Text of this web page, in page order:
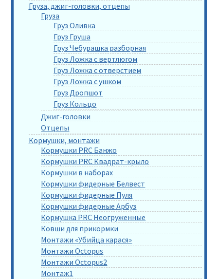
Груза, джиг-головки, отцепы
Груза
Груз Оливка
Груз Груша
Груз Чебурашка разборная
Груз Ложка с вертлюгом
Груз Ложка с отверстием
Груз Ложка с ушком
Груз Дропшот
Груз Кольцо
Джиг-головки
Отцепы
Кормушки, монтажи
Кормушки PRC Банжо
Кормушки PRC Квадрат-крыло
Кормушки в наборах
Кормушки фидерные Белвест
Кормушки фидерные Пуля
Кормушки фидерные Арбуз
Кормушка PRC Неогруженные
Ковши для прикормки
Монтажи «Убийца карася»
Монтажи Octopus
Монтажи Octopus2
Монтаж1